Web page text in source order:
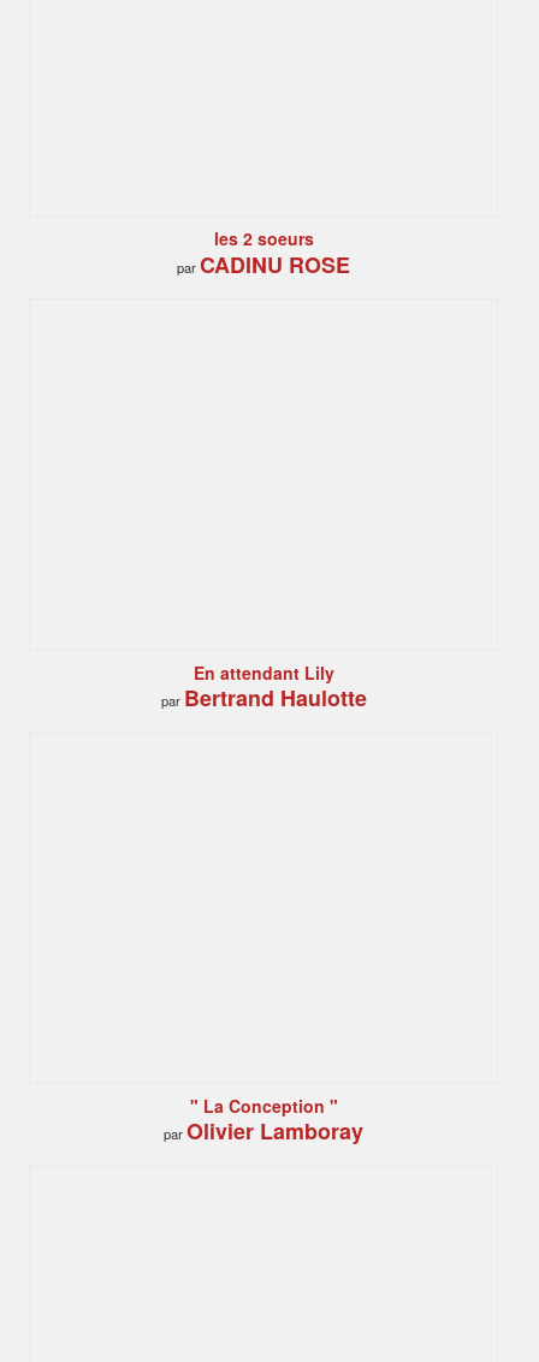
les 2 soeurs
parCADINU ROSE
En attendant Lily
par Bertrand Haulotte
" La Conception "
parOlivier Lamboray